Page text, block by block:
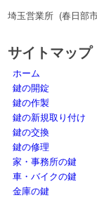
埼玉営業所 (春日部市
サイトマップ
ホーム
鍵の開錠
鍵の作製
鍵の新規取り付け
鍵の交換
鍵の修理
家・事務所の鍵
車・バイクの鍵
金庫の鍵